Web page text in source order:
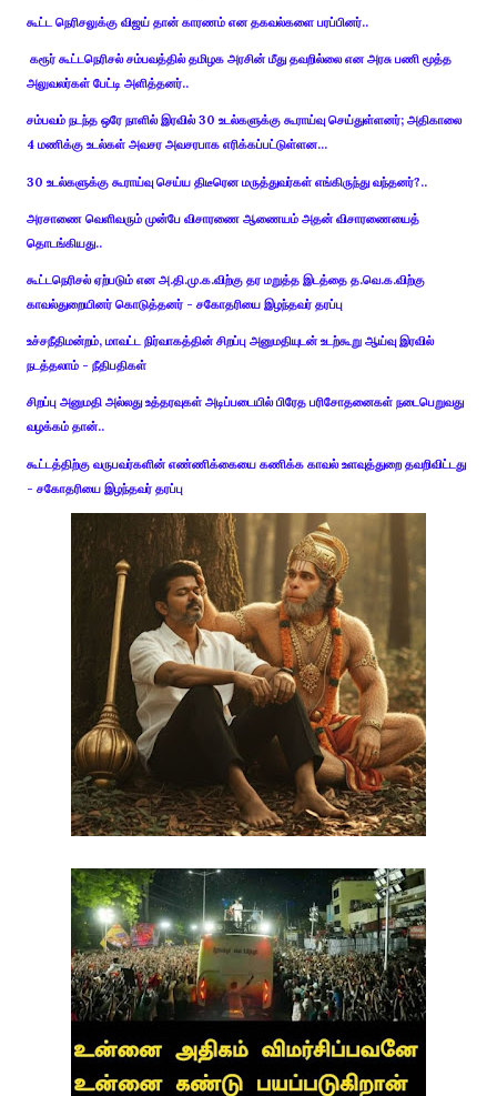
கூட்ட நெரிசலுக்கு விஜய் தான் காரணம் என தகவல்களை பரப்பினர்..
கரூர் கூட்டநெரிசல் சம்பவத்தில் தமிழக அரசின் மீது தவறில்லை என அரசு பணி மூத்த
அலுவலர்கள் பேட்டி அளித்தனர்..
சம்பவம் நடந்த ஒரே நாளில் இரவில் 30 உடல்களுக்கு கூராய்வு செய்துள்ளனர்; அதிகாலை
4 மணிக்கு உடல்கள் அவசர அவசரபாக எரிக்கப்பட்டுள்ளன...
30 உடல்களுக்கு கூராய்வு செய்ய திடீரென மருத்துவர்கள் எங்கிருந்து வந்தனர்?..
அரசாணை வெளிவரும் முன்பே விசாரணை ஆணையம் அதன் விசாரணையைத்
தொடங்கியது..
கூட்டநெரிசல் ஏற்படும் என அ.தி.மு.க.விற்கு தர மறுத்த இடத்தை த.வெ.க.விற்கு
காவல்துறையினர் கொடுத்தனர் - சகோதரியை இழந்தவர் தரப்பு
உச்சநீதிமன்றம், மாவட்ட நிர்வாகத்தின் சிறப்பு அனுமதியுடன் உடற்கூறு ஆய்வு இரவில்
நடத்தலாம் - நீதிபதிகள்
சிறப்பு அனுமதி அல்லது உத்தரவுகள் அடிப்படையில் பிரேத பரிசோதனைகள் நடைபெறுவது
வழக்கம் தான்..
கூட்டத்திற்கு வருபவர்களின் எண்ணிக்கையை கணிக்க காவல் உளவுத்துறை தவறிவிட்டது
- சகோதரியை இழந்தவர் தரப்பு